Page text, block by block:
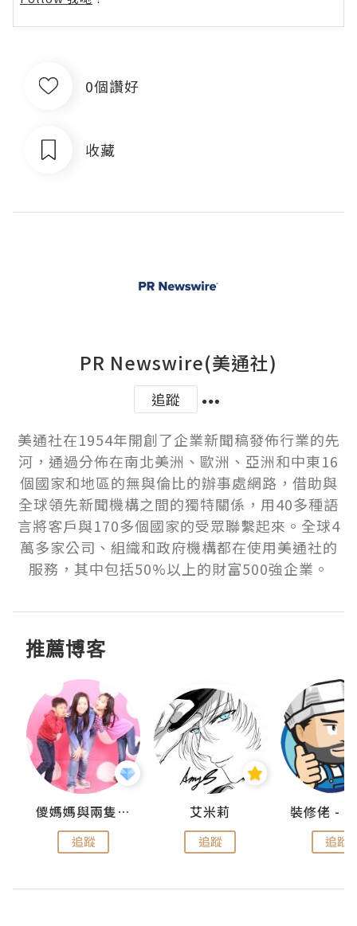
0個讚好
收藏
PR Newswire(美通社)
追蹤
美通社在1954年開創了企業新聞稿發佈行業的先
河，通過分佈在南北美洲、歐洲、亞洲和中東16
個國家和地區的無與倫比的辦事處網路，借助與
全球領先新聞機構之間的獨特關係，用40多種語
言將客戶與170多個國家的受眾聯繫起來。全球4
萬多家公司、組織和政府機構都在使用美通社的
服務，其中包括50%以上的財富500強企業。
推薦博客
儍媽媽與兩隻小魔怪之家
追蹤
艾米莉
追蹤 追蹤